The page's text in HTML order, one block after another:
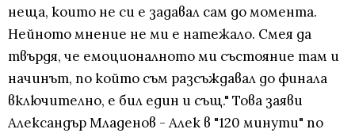
неща, които не си е задавал сам до момента.
Нейното мнение не ми е натежало. Смея да
твърдя, че емоционалното ми състояние там и
начинът, по който съм разсъждавал до финала
включително, е бил един и същ." Това заяви
Александър Младенов - Алек в "120 минути" по